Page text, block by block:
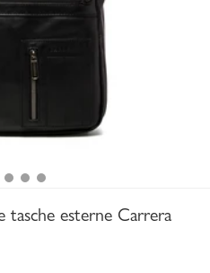
Bambino
esterne Carrera